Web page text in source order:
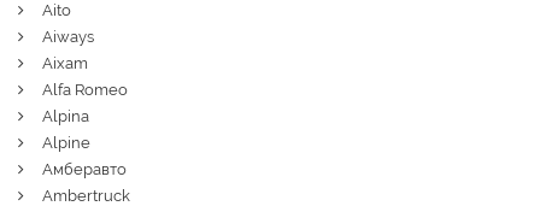
Aito
Aiways
Aixam
Alfa Romeo
Alpina
Alpine
Амберавто
Ambertruck